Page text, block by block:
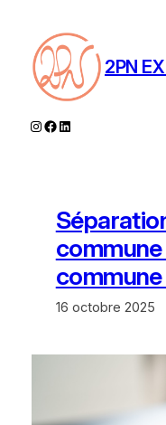
contenu
2PN
Instagram
Facebook
LinkedIn
commune
16 octobre 2025